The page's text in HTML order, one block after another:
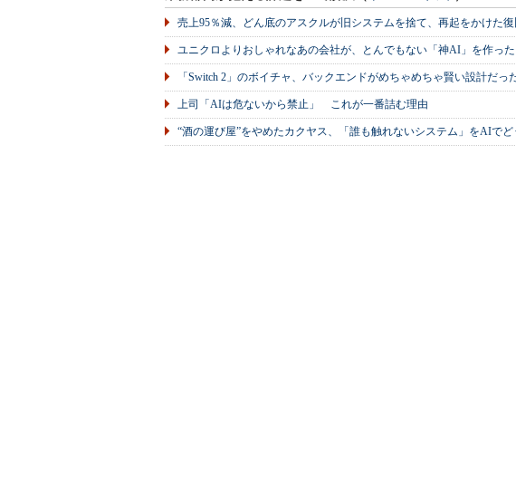
売上95％減、どん底のアスクルが旧システムを捨て、再起をかけた
ユニクロよりおしゃれなあの会社が、とんでもない「神AI」を作っ
「Switch 2」のボイチャ、バックエンドがめちゃめちゃ賢い設計だっ
上司「AIは危ないから禁止」 これが一番詰む理由
“酒の運び屋”をやめたカクヤス、「誰も触れないシステム」をAIでど